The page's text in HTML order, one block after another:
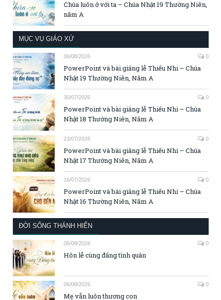
Chúa luôn ở với ta – Chúa Nhật 19 Thường Niên,
năm A
MỤC VỤ GIÁO XỨ
06/08/2026 0
PowerPoint và bài giảng lễ Thiếu Nhi – Chúa
Nhật 19 Thường Niên, Năm A
30/07/2026 0
PowerPoint và bài giảng lễ Thiếu Nhi – Chúa
Nhật 18 Thường Niên, Năm A
23/07/2026 0
PowerPoint và bài giảng lễ Thiếu Nhi – Chúa
Nhật 17 Thường Niên, Năm A
16/07/2026 0
PowerPoint và bài giảng lễ Thiếu Nhi – Chúa
Nhật 16 Thường Niên, Năm A
ĐỜI SỐNG THÁNH HIẾN
06/08/2026 0
Hôn lễ cùng đấng tình quân
06/08/2026 0
Mẹ vẫn luôn thương con